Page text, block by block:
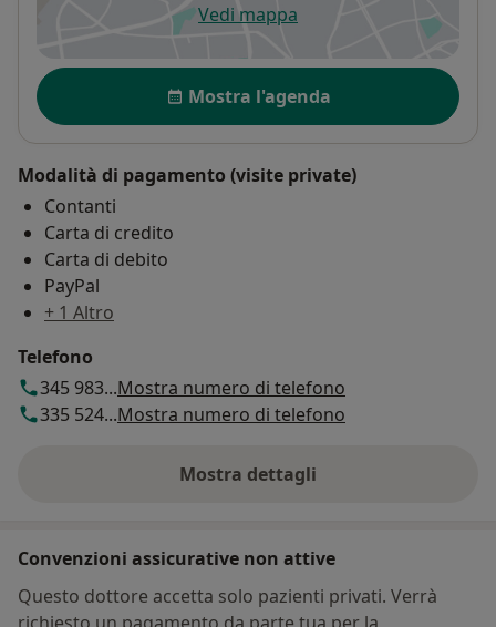
Vedi mappasi apre in una nuova scheda
Disponibilità
Mostra l'agenda
Modalità di pagamento (visite private)
Contanti
Carta di credito
Carta di debito
PayPal
+ 1 Altro
Telefono
345 983...Mostra numero di telefono
335 524...Mostra numero di telefono
Mostra dettagli
sull'indirizzo
Convenzioni assicurative non attive
Questo dottore accetta solo pazienti privati. Verrà